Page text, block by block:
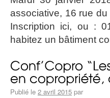
associative, 16 rue
Inscription ici, ou :
habitez un bâtiment
Publié le 2 avril 2015 par